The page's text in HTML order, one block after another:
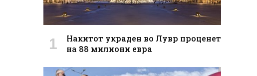
Накитот украден во Лувр проценет
на 88 милиони евра